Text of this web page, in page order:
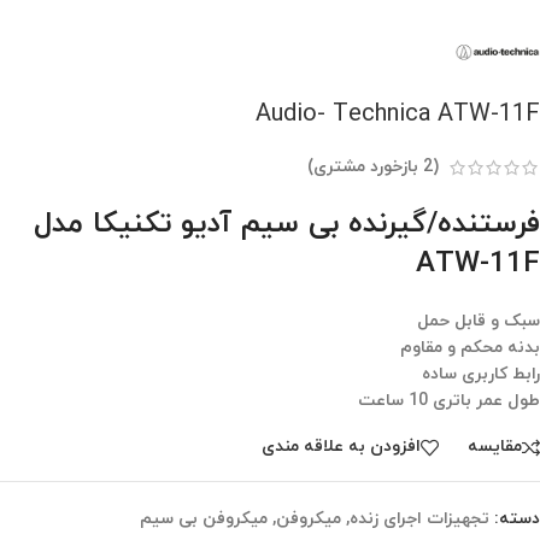
Audio- Technica ATW-11F
(
2 بازخورد مشتری)
فرستنده/گیرنده بی سیم آدیو تکنیکا مدل
ATW-11F
سبک و قابل حمل
بدنه محکم و مقاوم
رابط کاربری ساده
طول عمر باتری 10 ساعت
مقایسه افزودن به علاقه مندی
دسته: تجهیزات اجرای زنده, میکروفن, میکروفن بی سیم